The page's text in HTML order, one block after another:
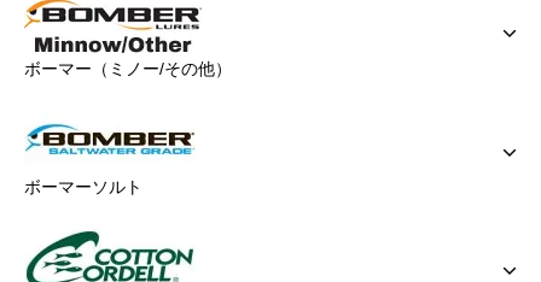
ボーマー（ミノー/その他）
ボーマーソルト